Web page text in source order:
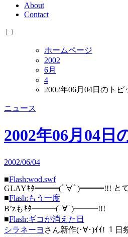
About
Contact
ホームページ
2002
6月
4
2002年06月04日のトピ
ニュース
2002年06月04日
2002/06/04
■Flash:wod.swf
GLAYｷﾀ━━━(ﾟ∀ﾟ)━━━!!! とて
■Flash:もう一度
B’zもｷﾀ━━━(ﾟ∀ﾟ)━━━!!!
■Flash:ギコが消えた日
シラネーヨ さん新作(･∀･)ｲｲ! １日